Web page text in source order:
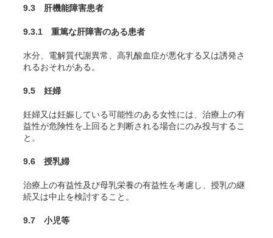
9.3 肝機能障害患者
9.3.1 重篤な肝障害のある患者
水分、電解質代謝異常、高乳酸血症が悪化する又は誘発さ
れるおそれがある。
9.5 妊婦
妊婦又は妊娠している可能性のある女性には、治療上の有
益性が危険性を上回ると判断される場合にのみ投与するこ
と。
9.6 授乳婦
治療上の有益性及び母乳栄養の有益性を考慮し、授乳の継
続又は中止を検討すること。
9.7 小児等